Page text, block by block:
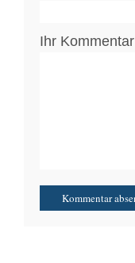
Ihr Kommentar